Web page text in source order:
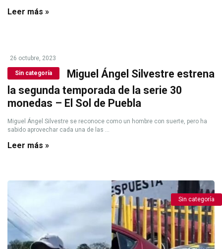
Leer más »
26 octubre, 2023
Sin categoría
Miguel Ángel Silvestre estrena
la segunda temporada de la serie 30
monedas – El Sol de Puebla
Miguel Ángel Silvestre se reconoce como un hombre con suerte, pero ha
sabido aprovechar cada una de las ...
Leer más »
Sin categoría